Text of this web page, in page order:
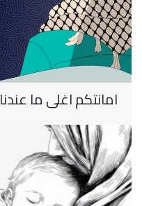
امانتكم اغلى ما عندنا